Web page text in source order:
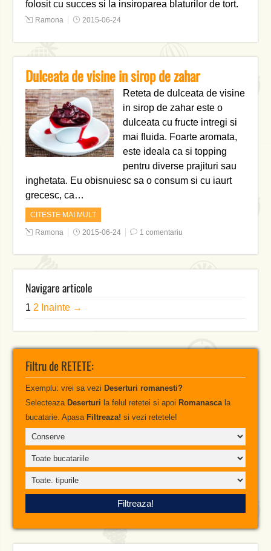
folosit cu succes si la insiroparea blaturilor de tort.
Ramona 2015-06-24
Dulceata de visine in sirop de zahar
Reteta de dulceata de visine
in sirop de zahar este o
dulceata cu fructe intregi si
mai fluida. Foarte aromata,
este ideala ca si topping
pentru diverse prajituri sau
inghetata. Eu obisnuiesc sa o consum si cu iaurt
grecesc, ca…
CITESTE MAI MULT
Ramona 2015-06-24 1 comentariu
Navigare articole
1 2 Inainte →
Filtru de RETETE:
Exemplu: vrei sa vezi Deserturi romanesti?
Selecteaza Deserturi la felul retetei si apoi Romanascala
bucatarie. Apasa Filtreaza! si vezi retetele!